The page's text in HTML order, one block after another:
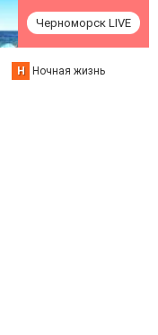
Черноморск LIVE
Н Ночная жизнь